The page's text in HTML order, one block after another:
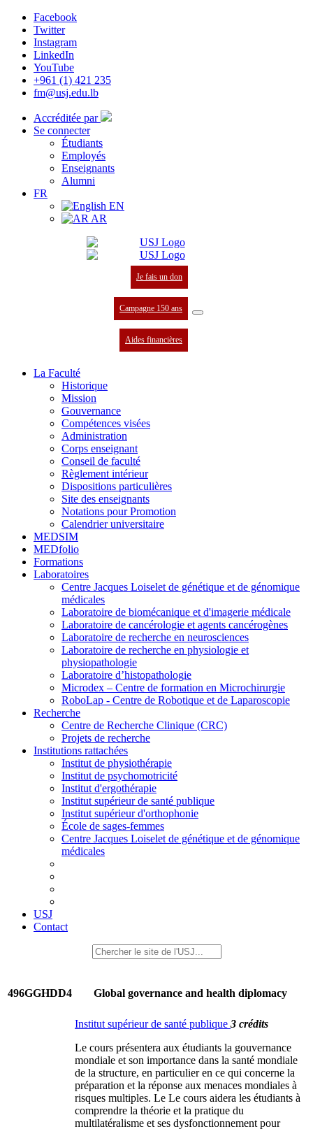
Facebook
Twitter
Instagram
LinkedIn
YouTube
+961 (1) 421 235
fm@usj.edu.lb
Accréditée par
Se connecter
Étudiants
Employés
Enseignants
Alumni
FR
EN
AR
Je fais un don
Campagne 150 ans
Aides financières
La Faculté
Historique
Mission
Gouvernance
Compétences visées
Administration
Corps enseignant
Conseil de faculté
Règlement intérieur
Dispositions particulières
Site des enseignants
Notations pour Promotion
Calendrier universitaire
MEDSIM
MEDfolio
Formations
Laboratoires
Centre Jacques Loiselet de génétique et de génomique
médicales
Laboratoire de biomécanique et d'imagerie médicale
Laboratoire de cancérologie et agents cancérogènes
Laboratoire de recherche en neurosciences
Laboratoire de recherche en physiologie et
physiopathologie
Laboratoire d’histopathologie
Microdex – Centre de formation en Microchirurgie
RoboLap - Centre de Robotique et de Laparoscopie
Recherche
Centre de Recherche Clinique (CRC)
Projets de recherche
Institutions rattachées
Institut de physiothérapie
Institut de psychomotricité
Institut d'ergothérapie
Institut supérieur de santé publique
Institut supérieur d'orthophonie
École de sages-femmes
Centre Jacques Loiselet de génétique et de génomique
médicales
USJ
Contact
496GGHDD4 Global governance and health diplomacy
Institut supérieur de santé publique 3 crédits
Le cours présentera aux étudiants la gouvernance
mondiale et son importance dans la santé mondiale
de la structure, en particulier en ce qui concerne la
préparation et la réponse aux menaces mondiales à
risques multiples. Le Le cours aidera les étudiants à
comprendre la théorie et la pratique du
multilatéralisme et ses dysfonctionnement pour